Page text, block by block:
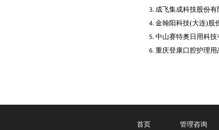
成飞集成科技股份有
金翰阳科技(大连)股
中山赛特奥日用科技
重庆登康口腔护理
首页 管理咨询